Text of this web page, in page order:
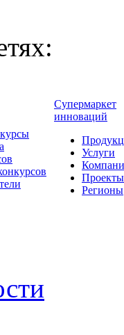
Супермаркет
инноваций
Услуги
Проекты
Регионы